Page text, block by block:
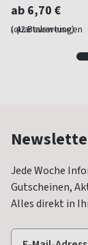
ab 6,70 €
(quartalsweise)
Jede Woche
Gutscheinen,
Alles direkt in